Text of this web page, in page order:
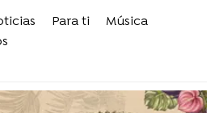
Para ti
Música